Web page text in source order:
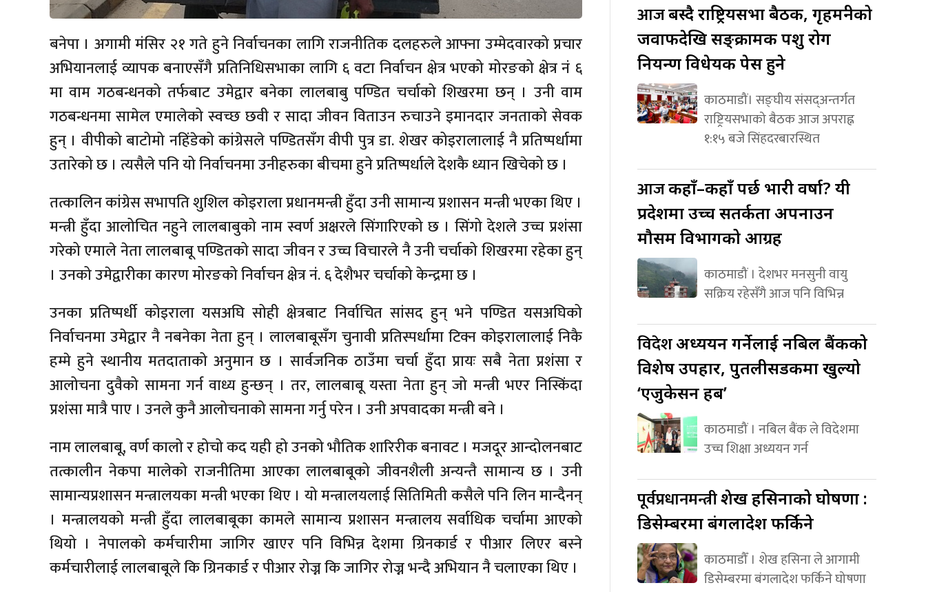
बनेपा । अगामी मंसिर २१ गते हुने निर्वाचनका लागि राजनीतिक दलहरुले आफ्ना उम्मेदवारको प्रचार
अभियानलाई व्यापक बनाएसँगै प्रतिनिधिसभाका लागि ६ वटा निर्वाचन क्षेत्र भएको मोरङको क्षेत्र नं ६
मा वाम गठबन्धनको तर्फबाट उमेद्वार बनेका लालबाबु पण्डित चर्चाको शिखरमा छन् । उनी वाम
गठबन्धनमा सामेल एमालेको स्वच्छ छवी र सादा जीवन विताउन रुचाउने इमानदार जनताको सेवक
हुन् । वीपीको बाटोमो नहिंडेको कांग्रेसले पण्डितसँग वीपी पुत्र डा. शेखर कोइरालालाई नै प्रतिष्पर्धामा
उतारेको छ । त्यसैले पनि यो निर्वाचनमा उनीहरुका बीचमा हुने प्रतिष्पर्धाले देशकै ध्यान खिचेको छ ।
तत्कालिन कांग्रेस सभापति शुशिल कोइराला प्रधानमन्त्री हुँदा उनी सामान्य प्रशासन मन्त्री भएका थिए ।
मन्त्री हुँदा आलोचित नहुने लालबाबुको नाम स्वर्ण अक्षरले सिंगारिएको छ । सिंगो देशले उच्च प्रशंसा
गरेको एमाले नेता लालबाबू पण्डितको सादा जीवन र उच्च विचारले नै उनी चर्चाको शिखरमा रहेका हुन्
। उनको उमेद्वारीका कारण मोरङको निर्वाचन क्षेत्र नं. ६ देशैभर चर्चाको केन्द्रमा छ ।
उनका प्रतिष्पर्धी कोइराला यसअघि सोही क्षेत्रबाट निर्वाचित सांसद हुन् भने पण्डित यसअघिको
निर्वाचनमा उमेद्वार नै नबनेका नेता हुन् । लालबाबूसँग चुनावी प्रतिस्पर्धामा टिक्न कोइरालालाई निकै
हम्मे हुने स्थानीय मतदाताको अनुमान छ । सार्वजनिक ठाउँमा चर्चा हुँदा प्रायः सबै नेता प्रशंसा र
आलोचना दुवैको सामना गर्न वाध्य हुन्छन् । तर, लालबाबू यस्ता नेता हुन् जो मन्त्री भएर निस्किंदा
प्रशंसा मात्रै पाए । उनले कुनै आलोचनाको सामना गर्नु परेन । उनी अपवादका मन्त्री बने ।
नाम लालबाबू, वर्ण कालो र होचो कद यही हो उनको भौतिक शारिरीक बनावट । मजदूर आन्दोलनबाट
तत्कालीन नेकपा मालेको राजनीतिमा आएका लालबाबूको जीवनशैली अन्यन्तै सामान्य छ । उनी
सामान्यप्रशासन मन्त्रालयका मन्त्री भएका थिए । यो मन्त्रालयलाई सितिमिती कसैले पनि लिन मान्दैनन्
। मन्त्रालयको मन्त्री हुँदा लालबाबूका कामले सामान्य प्रशासन मन्त्रालय सर्वाधिक चर्चामा आएको
थियो । नेपालको कर्मचारीमा जागिर खाएर पनि विभिन्न देशमा ग्रिनकार्ड र पीआर लिएर बस्ने
कर्मचारीलाई लालबाबूले कि ग्रिनकार्ड र पीआर रोज्न कि जागिर रोज्न भन्दै अभियान नै चलाएका थिए ।
आजबस्दै राष्ट्रियसभा बैठक, गृहमन्त्रीको
जवाफदेखि सङ्क्रामक पशु रोग
नियन्त्रण विधेयक पेस हुने
काठमाडौं। सङ्घीय संसद्अन्तर्गत
राष्ट्रियसभाको बैठक आज अपराह्न
१:१५ बजे सिंहदरबारस्थित
आजकहाँ–कहाँ पर्छ भारी वर्षा? यी
प्रदेशमा उच्च सतर्कता अपनाउन
मौसम विभागको आग्रह
काठमाडौं । देशभर मनसुनी वायु
सक्रिय रहेसँगै आज पनि विभिन्न
विदेशअध्ययन गर्नेलाई नबिल बैंकको
विशेष उपहार, पुतलीसडकमा खुल्यो
‘एजुकेसन हब’
काठमाडौं । नबिल बैंक ले विदेशमा
उच्च शिक्षा अध्ययन गर्न
पूर्वप्रधानमन्त्रीशेख हसिनाको घोषणा :
डिसेम्बरमा बंगलादेश फर्किने
काठमाडौँ । शेख हसिना ले आगामी
डिसेम्बरमा बंगलादेश फर्किने घोषणा